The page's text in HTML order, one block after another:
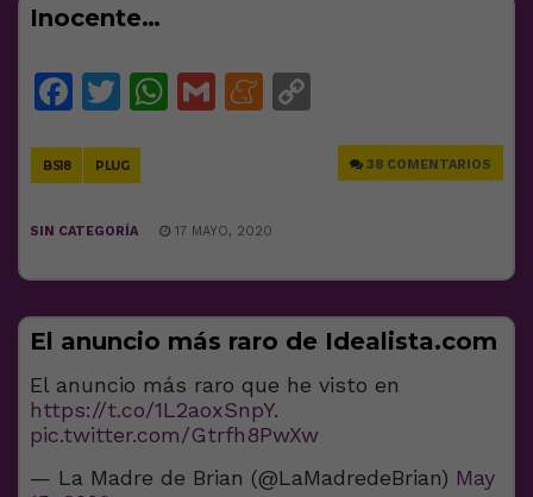
Inocente…
Facebook
Twitter
WhatsApp
GmailMeneame
BS18 PLUG 38 COMENTARIOS
SIN CATEGORÍA 17 MAYO, 2020
El anuncio más raro de Idealista.com
El anuncio más raro que he visto en
https://t.co/1L2aoxSnpY.
pic.twitter.com/Gtrfh8PwXw
— La Madre de Brian (@LaMadredeBrian) May